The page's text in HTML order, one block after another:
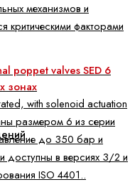
механизмов и
критическими факторами
poppet valves SED 6
зонах
with solenoid actuation
размером 6 из серии
до 350 бар и
в версиях 3/2 и
ISO 4401..